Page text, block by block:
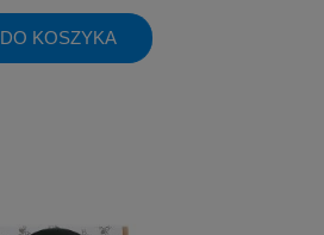
DO KOSZYKA